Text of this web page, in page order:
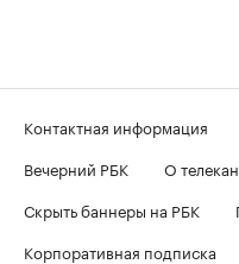
Контактная информация
Вечерний РБК
О
Скрыть баннеры на РБК
Корпоративная подписка